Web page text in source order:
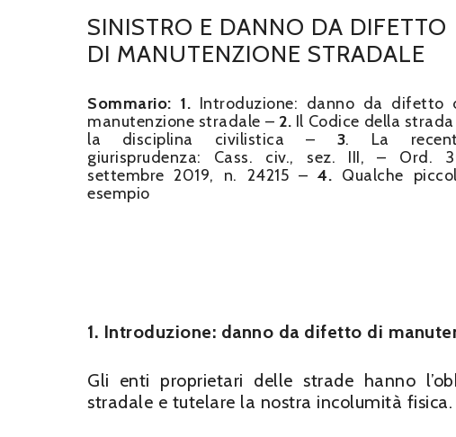
SINISTRO E DANNO DA DIFETTO
DI MANUTENZIONE STRADALE
Sommario: 1. Introduzione: danno da difetto
manutenzione stradale – 2. Il Codice della
la disciplina civilistica – 3. La
giurisprudenza: Cass. civ., sez. III, – Ord.
settembre 2019, n. 24215 –4. Qualche
esempio
1. Introduzione: danno da difetto di
Gli enti proprietari delle strade hanno
stradale e tutelare la nostra incolumità fisica.